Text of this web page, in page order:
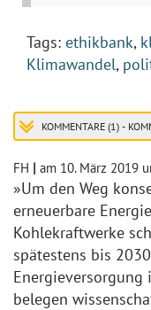
Tags: ethikbank,
Klimawandel,
KOMMENTARE (1) -
FH | am 10. März 2019
»Um den Weg
erneuerbare
Kohlekraftwerke
spätestens bis
Energieversorgung
belegen